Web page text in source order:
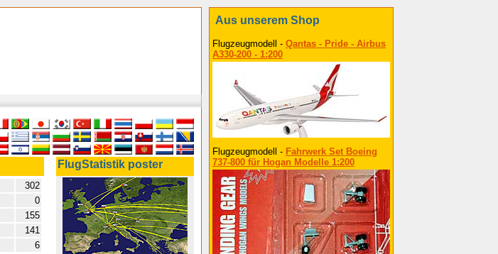
FlugStatistik poster
302
0
155
141
6
Aus unserem Shop
Flugzeugmodell - Qantas - Pride - Airbus
A330-200 - 1:200
Flugzeugmodell - Fahrwerk Set Boeing
737-800 für Hogan Modelle 1:200